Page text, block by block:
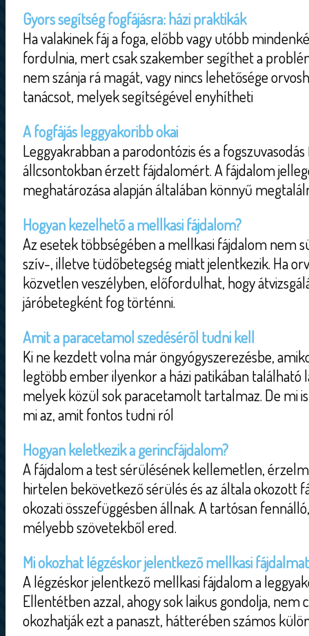
Gyors segítség fogfájásra: házi praktikák
Ha valakinek fáj a foga, előbb vagy utóbb
fordulnia, mert csak szakember segíthet a
nem szánja rá magát, vagy nincs lehetősége
tanácsot, melyek segítségével enyhítheti
A fogfájás leggyakoribb okai
Leggyakrabban a parodontózis és a
állcsontokban érzett fájdalomért. A fájdalom
meghatározása alapján általában könnyű
Hogyan kezelhető a mellkasi fájdalom?
Az esetek többségében a mellkasi fájdalom nem
szív-, illetve tüdőbetegség miatt jelentkezik. Ha
közvetlen veszélyben, előfordulhat, hogy
járóbetegként fog történni.
Amit a paracetamol szedéséről tudni kell
Ki ne kezdett volna már öngyógyszerezésbe,
legtöbb ember ilyenkor a házi patikában található
melyek közül sok paracetamolt tartalmaz. De mi
mi az, amit fontos tudni ról
Hogyan keletkezik a gerincfájdalom?
A fájdalom a test sérülésének kellemetlen,
hirtelen bekövetkező sérülés és az általa okozott
okozati összefüggésben állnak. A tartósan
mélyebb szövetekből ered.
Mi okozhat légzéskor jelentkező mellkasi
A légzéskor jelentkező mellkasi fájdalom a
Ellentétben azzal, ahogy sok laikus gondolja, nem
okozhatják ezt a panaszt, hátterében számos